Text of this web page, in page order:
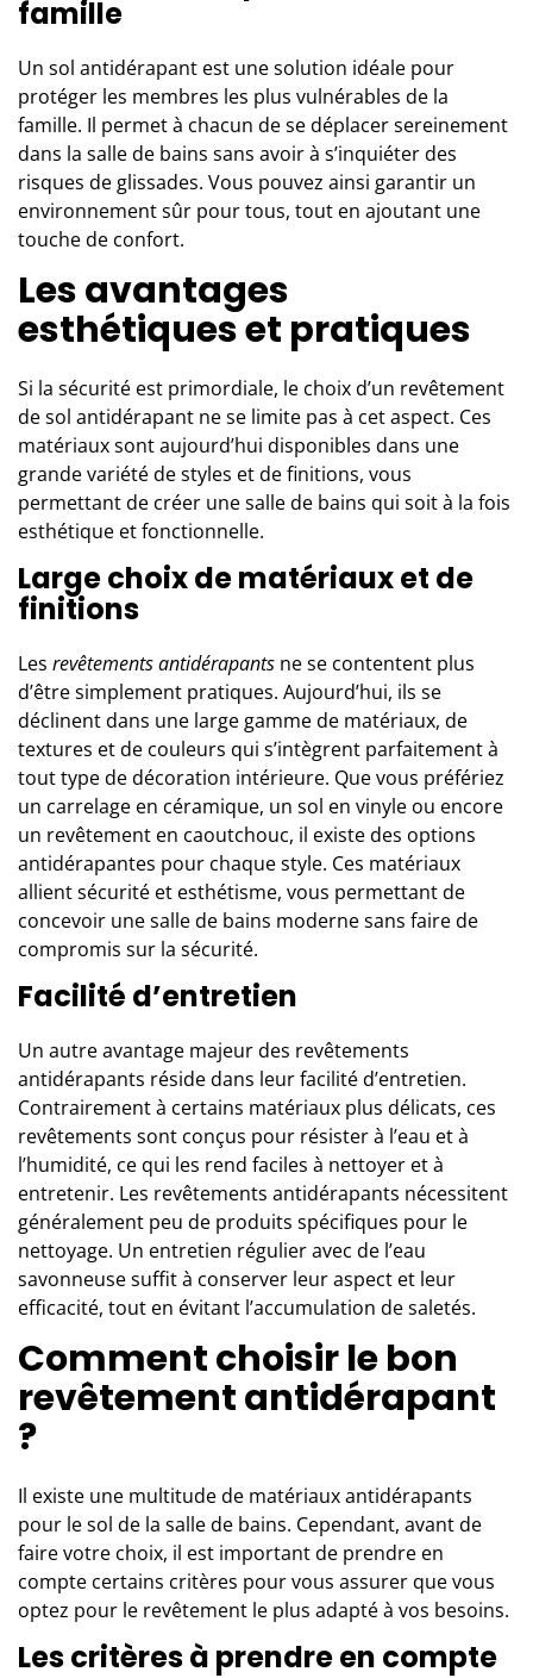
famille
Un sol antidérapant est une solution idéale pour
protéger les membres les plus vulnérables de la
famille. Il permet à chacun de se déplacer sereinement
dans la salle de bains sans avoir à s’inquiéter des
risques de glissades. Vous pouvez ainsi garantir un
environnement sûr pour tous, tout en ajoutant une
touche de confort.
Les avantages
esthétiques et pratiques
Si la sécurité est primordiale, le choix d’un revêtement
de sol antidérapant ne se limite pas à cet aspect. Ces
matériaux sont aujourd’hui disponibles dans une
grande variété de styles et de finitions, vous
permettant de créer une salle de bains qui soit à la fois
esthétique et fonctionnelle.
Large choix de matériaux et de
finitions
Les revêtements antidérapants ne se contentent plus
d’être simplement pratiques. Aujourd’hui, ils se
déclinent dans une large gamme de matériaux, de
textures et de couleurs qui s’intègrent parfaitement à
tout type dedécoration intérieure. Que vous préfériez
un carrelage en céramique, un sol en vinyle ou encore
un revêtement en caoutchouc, il existe des options
antidérapantes pour chaque style. Ces matériaux
allient sécurité et esthétisme, vous permettant de
concevoir une salle de bains moderne sans faire de
compromis sur la sécurité.
Facilité d’entretien
Un autre avantage majeur des revêtements
antidérapants réside dans leur facilité d’entretien.
Contrairement à certains matériaux plus délicats, ces
revêtements sont conçus pour résister à l’eau et à
l’humidité, ce qui les rend faciles à nettoyer et à
entretenir. Les revêtements antidérapants nécessitent
généralement peu de produits spécifiques pour le
nettoyage. Un entretien régulier avec de l’eau
savonneuse suffit à conserver leur aspect et leur
efficacité, tout en évitant l’accumulation de saletés.
Comment choisir le bon
revêtement antidérapant
?
Il existe une multitude de matériaux antidérapants
pour le sol de la salle de bains. Cependant, avant de
faire votre choix, il est important de prendre en
compte certains critères pour vous assurer que vous
optez pour le revêtement le plus adapté à vos besoins.
Les critères à prendre en compte